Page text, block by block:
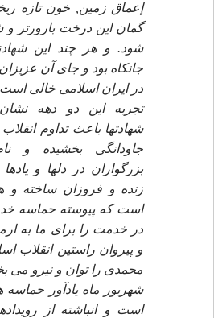
إعماق زمين, خون تازه
گمان اين درخت بارورتر
شود. و هر چند اين
جانكاه بود و جاى آن
در ايران اسلامى خالى
تجربه اين دو دهه
شهادتها باعث تداوم
جاودانگى بخشيده و
بزرگواران در دلها و
زنده و فروزان ساخته و
است كه پيوسته حماسه
در خدمت را براى ما به
و پيروان راستين انقلاب
محمدى را توان و نيرو مى
شهريور ماه يادآور حماسه
است و انباشته از